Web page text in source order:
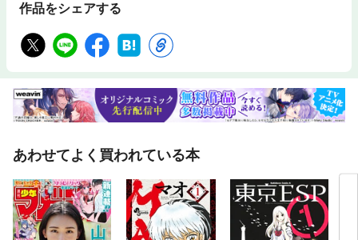
作品をシェアする
あわせてよく買われている本